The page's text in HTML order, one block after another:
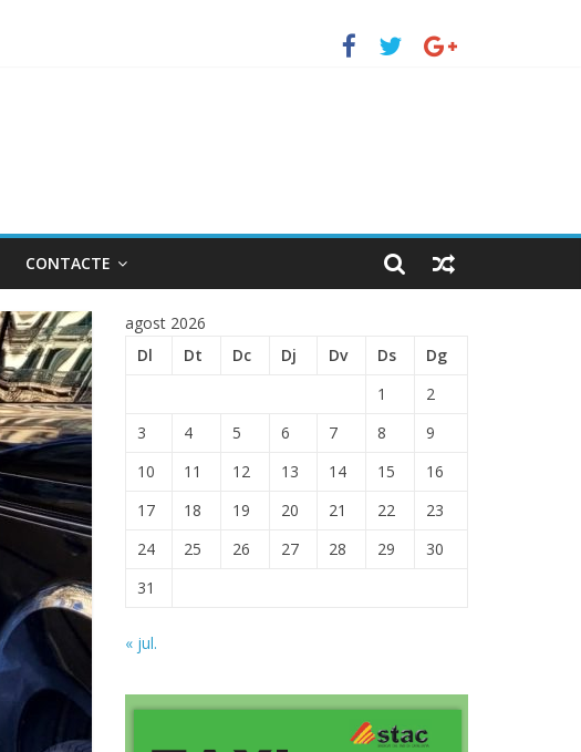
CONTACTE
agost 2026
Dl
Dt Dc Dj Dv Ds
Dg
1
2
3
4 5 6 7 8
9
10
11 12 13 14 15
16
17
18 19 20 21 22
23
24
25 26 27 28 29
30
31
« jul.